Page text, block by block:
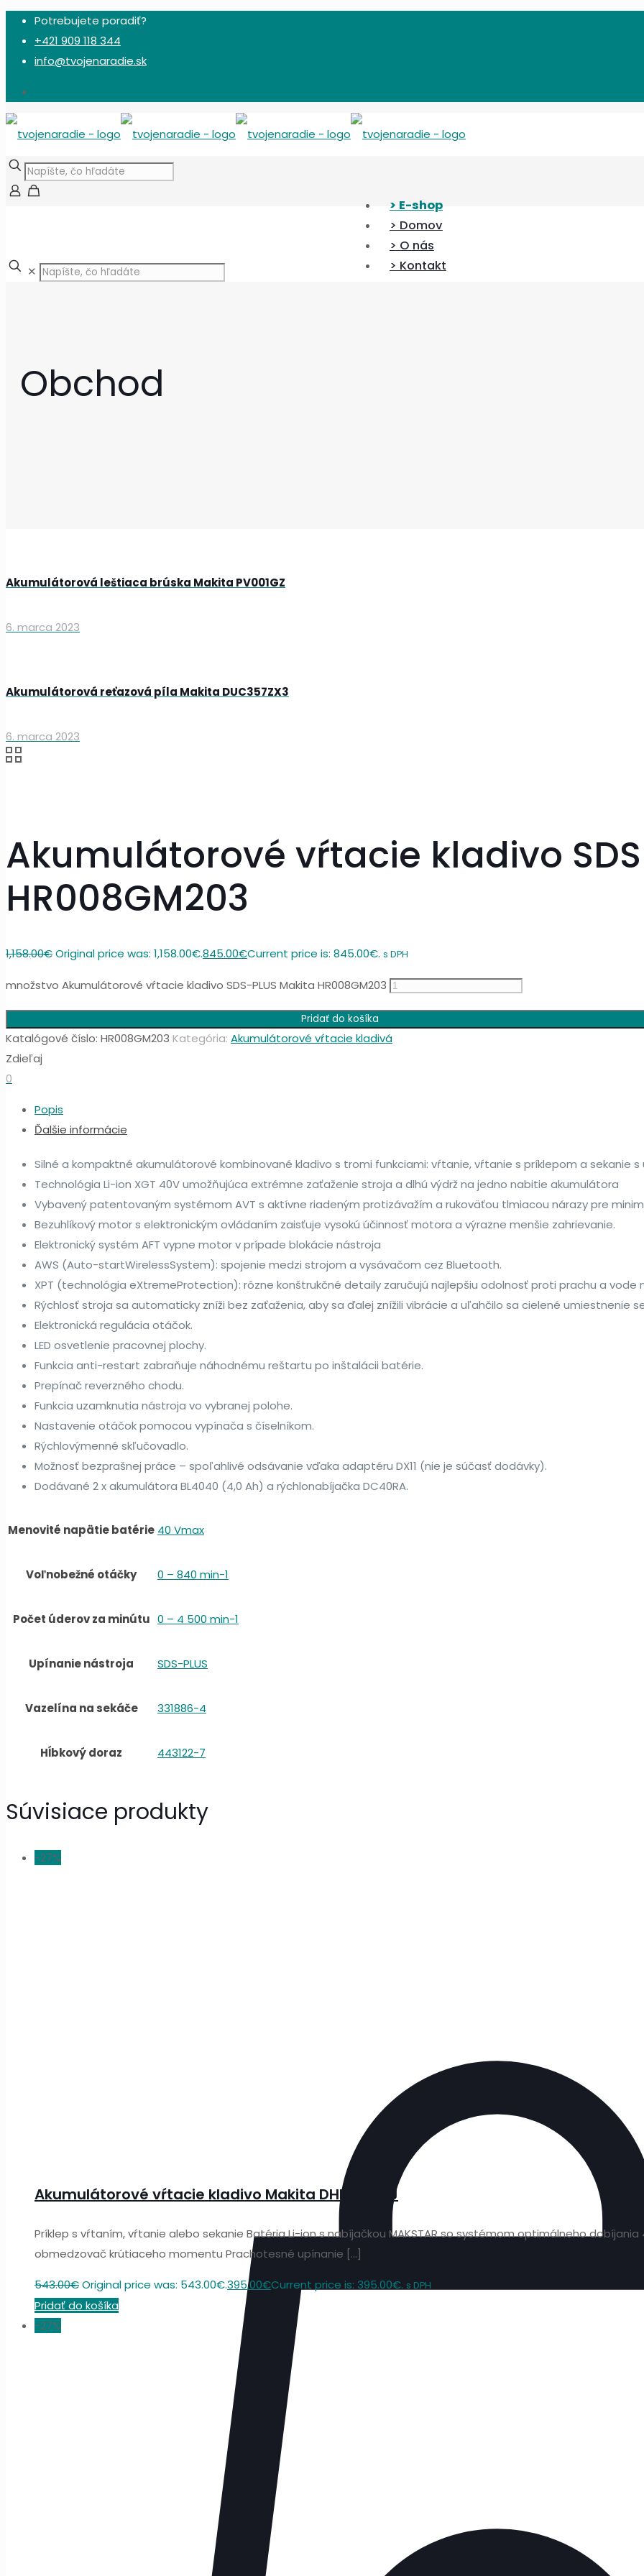
Potrebujete poradiť?
+421 909 118 344
info@tvojenaradie.sk
> E-shop
> Domov
> O nás
> Kontakt
✕
Obchod
Akumulátorová leštiaca brúska Makita PV001GZ
6. marca 2023
Akumulátorová reťazová píla Makita DUC357ZX3
6. marca 2023
Akumulátorové vŕtacie kladivo
HR008GM203
1,158.00€Original price was: 1,158.00€.845.00€Current price is: 845.00€. s DPH
množstvo Akumulátorové vŕtacie kladivo SDS-PLUS Makita HR008GM203
Pridať do košíka
Katalógové číslo: HR008GM203 Kategória: Akumulátorové vŕtacie kladivá
Zdieľaj
0
Popis
Ďalšie informácie
Silné a kompaktné akumulátorové kombinované kladivo s tromi funkciami: vŕtanie, vŕtanie s príklepom a sekanie s
Technológia Li-ion XGT 40V umožňujúca extrémne zaťaženie stroja a dlhú výdrž na jedno nabitie akumulátora
Vybavený patentovaným systémom AVT s aktívne riadeným protizávažím a rukoväťou tlmiacou nárazy pre
Bezuhlíkový motor s elektronickým ovládaním zaisťuje vysokú účinnosť motora a výrazne menšie zahrievanie.
Elektronický systém AFT vypne motor v prípade blokácie nástroja
AWS (Auto-startWirelessSystem): spojenie medzi strojom a vysávačom cez Bluetooth.
XPT (technológia eXtremeProtection): rôzne konštrukčné detaily zaručujú najlepšiu odolnosť proti prachu a vode
Rýchlosť stroja sa automaticky zníži bez zaťaženia, aby sa ďalej znížili vibrácie a uľahčilo sa cielené umiestnenie
Elektronická regulácia otáčok.
LED osvetlenie pracovnej plochy.
Funkcia anti-restart zabraňuje náhodnému reštartu po inštalácii batérie.
Prepínač reverzného chodu.
Funkcia uzamknutia nástroja vo vybranej polohe.
Nastavenie otáčok pomocou vypínača s číselníkom.
Rýchlovýmenné skľučovadlo.
Možnosť bezprašnej práce – spoľahlivé odsávanie vďaka adaptéru DX11 (nie je súčasť dodávky).
Dodávané 2 x akumulátora BL4040 (4,0 Ah) a rýchlonabíjačka DC40RA.
Menovité napätie batérie 40 Vmax
Voľnobežné otáčky 0 – 840 min-1
Počet úderov za minútu 0 – 4 500 min-1
Upínanie nástroja SDS-PLUS
Vazelína na sekáče 331886-4
Hĺbkový doraz 443122-7
Súvisiace produkty
-27%
Akumulátorové vŕtacie kladivo Makita DHR241RTJ
Príklep s vŕtaním, vŕtanie alebo sekanie Batéria Li-ion s nabíjačkou MAKSTAR so systémom optimálneho
obmedzovač krútiaceho momentu Prachotesné upínanie […]
543.00€Original price was: 543.00€.395.00€Current price is: 395.00€. s DPH
Pridať do košíka
-27%